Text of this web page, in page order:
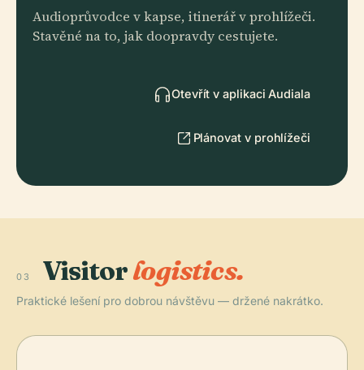
Audioprůvodce v kapse, itinerář v prohlížeči.
Stavěné na to, jak doopravdy cestujete.
Otevřít v aplikaci Audiala
Plánovat v prohlížeči
03 Visitorlogistics.
Praktické lešení pro dobrou návštěvu — držené nakrátko.